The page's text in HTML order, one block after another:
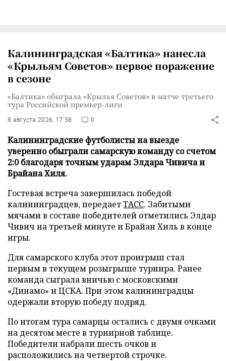
Калининградская «Балтика» нанесла
«Крыльям Советов» первое поражение
в сезоне
«Балтика» обыграла «Крылья Советов» в матче третьего
тура Российской премьер-лиги
8 августа 2026, 17:58 0
Калининградские футболисты на выезде
уверенно обыграли самарскую команду со счетом
2:0 благодаря точным ударам Элдара Чивича и
Брайана Хиля.
Гостевая встреча завершилась победой
калининградцев, передаетТАСС. Забитыми
мячами в составе победителей отметились Элдар
Чивич на третьей минуте и Брайан Хиль в конце
игры.
Для самарского клуба этот проигрыш стал
первым в текущем розыгрыше турнира. Ранее
команда сыграла вничью с московскими
«Динамо» и ЦСКА. При этом калининградцы
одержали вторую победу подряд.
По итогам тура самарцы остались с двумя очками
на десятом месте в турнирной таблице.
Победители набрали шесть очков и
расположились на четвертой строчке.